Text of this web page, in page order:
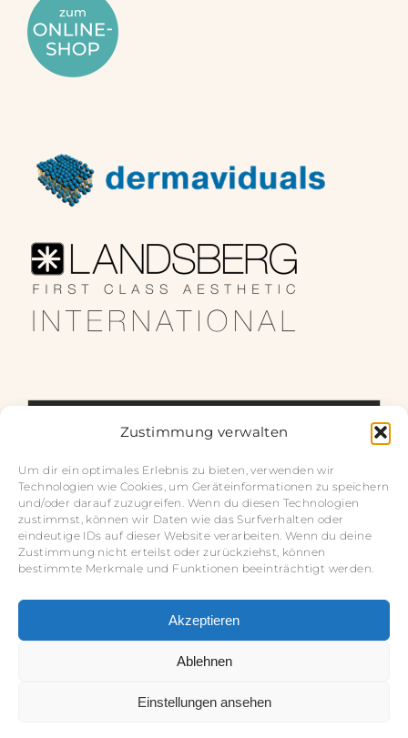
Zustimmung verwalten
Um dir ein optimales Erlebnis zu bieten, verwenden wir
Technologien wie Cookies, um Geräteinformationen zu speichern
und/oder darauf zuzugreifen. Wenn du diesen Technologien
zustimmst, können wir Daten wie das Surfverhalten oder
eindeutige IDs auf dieser Website verarbeiten. Wenn du deine
Zustimmung nicht erteilst oder zurückziehst, können
bestimmte Merkmale und Funktionen beeinträchtigt werden.
Akzeptieren
Ablehnen
Einstellungen ansehen